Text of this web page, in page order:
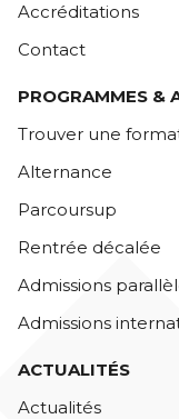
Accréditations
Contact
PROGRAMMES &
Trouver une
Alternance
Parcoursup
Rentrée décalée
Admissions
Admissions
ACTUALITÉS
Actualités